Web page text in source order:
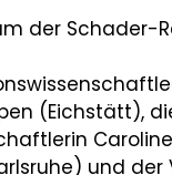
der Schader-
(Eichstätt),
und der